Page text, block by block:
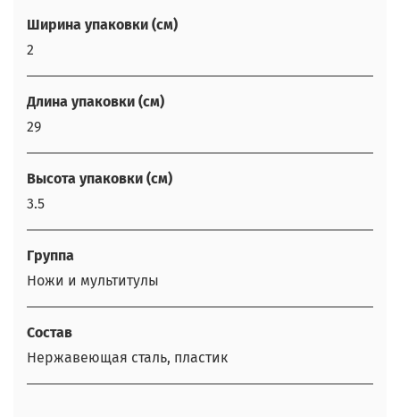
Ширина упаковки (см)
2
Длина упаковки (см)
29
Высота упаковки (см)
3.5
Группа
Ножи и мультитулы
Состав
Нержавеющая сталь, пластик